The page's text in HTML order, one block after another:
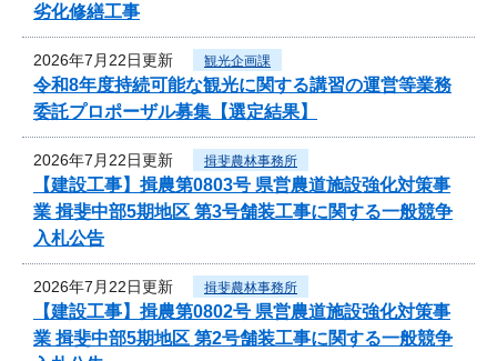
劣化修繕工事
2026年7月22日更新 観光企画課
令和8年度持続可能な観光に関する講習の運営等業務
委託プロポーザル募集【選定結果】
2026年7月22日更新 揖斐農林事務所
【建設工事】揖農第0803号 県営農道施設強化対策事
業 揖斐中部5期地区 第3号舗装工事に関する一般競争
入札公告
2026年7月22日更新 揖斐農林事務所
【建設工事】揖農第0802号 県営農道施設強化対策事
業 揖斐中部5期地区 第2号舗装工事に関する一般競争